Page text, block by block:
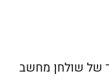
של שולחן מחשב